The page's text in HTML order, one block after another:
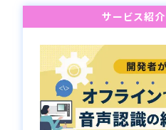
サービス紹